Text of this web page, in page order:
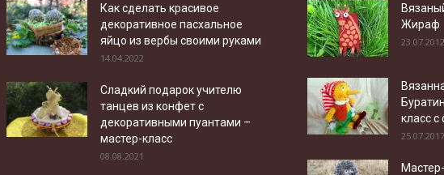
Как сделать красивое
декоративное пасхальное
яйцо из вербы своими руками
14.04.2022
Сладкий подарок учителю
танцев из конфет с
декоративными пуантами –
мастер-класс
08.08.2021
Жираф
23.07.2012
класс с
25.07.2017